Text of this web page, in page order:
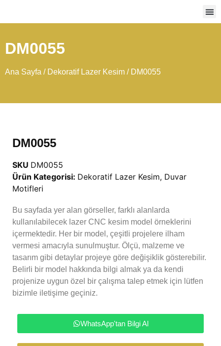
DM0055
Ana Sayfa / Dekoratif Lazer Kesim / DM0055
DM0055
SKU DM0055
Ürün Kategorisi: Dekoratif Lazer Kesim, Duvar
Motifleri
Bu sayfada yer alan görseller, farklı alanlarda
kullanılabilecek lazer CNC kesim model örneklerini
içermektedir. Her bir model, çeşitli projelere ilham
vermesi amacıyla sunulmuştur. Ölçü, malzeme ve
tasarım gibi detaylar projeye göre değişiklik gösterebilir.
Belirli bir model hakkında bilgi almak ya da kendi
projenize uygun özel bir çalışma talep etmek için lütfen
bizimle iletişime geçiniz.
WhatsApp'tan Bilgi Al